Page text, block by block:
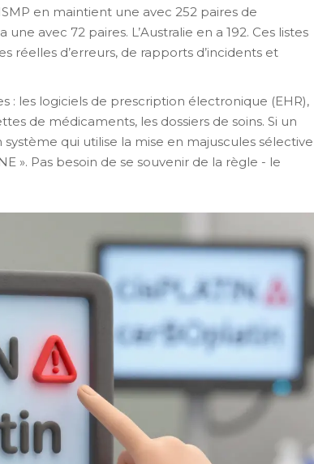
en maintient une avec 252 paires de
avec 72 paires. L’Australie en a 192. Ces listes
réelles d’erreurs, de rapports d’incidents et
: les logiciels de prescription électronique (EHR),
de médicaments, les dossiers de soins. Si un
qui utilise la mise en majuscules
». Pas besoin de se souvenir de la règle - le